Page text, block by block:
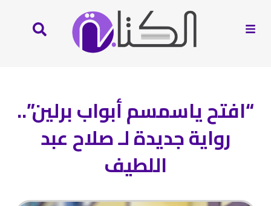
“افتح ياسمسم أبواب برلين”..
رواية جديدة لـ صلاح عبد
اللطيف